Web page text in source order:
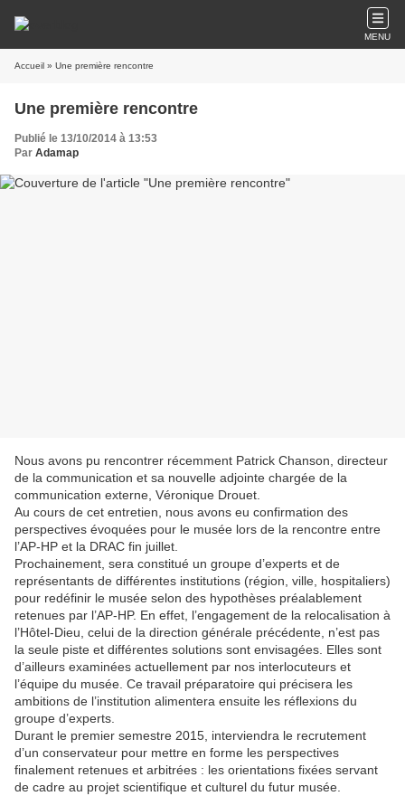
MENU
Accueil » Une première rencontre
Une première rencontre
Publié le 13/10/2014 à 13:53
Par Adamap
Nous avons pu rencontrer récemment Patrick Chanson, directeur
de la communication et sa nouvelle adjointe chargée de la
communication externe, Véronique Drouet.
Au cours de cet entretien, nous avons eu confirmation des
perspectives évoquées pour le musée lors de la rencontre entre
l’AP-HP et la DRAC fin juillet.
Prochainement, sera constitué un groupe d’experts et de
représentants de différentes institutions (région, ville, hospitaliers)
pour redéfinir le musée selon des hypothèses préalablement
retenues par l’AP-HP. En effet, l’engagement de la relocalisation à
l’Hôtel-Dieu, celui de la direction générale précédente, n’est pas
la seule piste et différentes solutions sont envisagées. Elles sont
d’ailleurs examinées actuellement par nos interlocuteurs et
l’équipe du musée. Ce travail préparatoire qui précisera les
ambitions de l’institution alimentera ensuite les réflexions du
groupe d’experts.
Durant le premier semestre 2015, interviendra le recrutement
d’un conservateur pour mettre en forme les perspectives
finalement retenues et arbitrées : les orientations fixées servant
de cadre au projet scientifique et culturel du futur musée.